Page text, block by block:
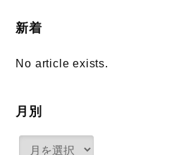
新着
No article exists.
月別